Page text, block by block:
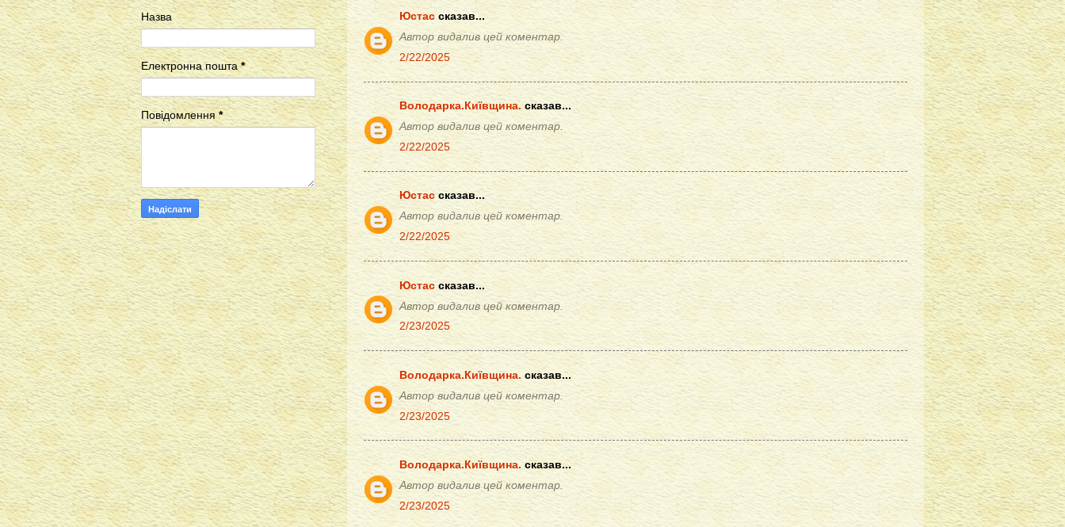
Юстас сказав...
Автор видалив цей коментар.
2/22/2025
Володарка.Київщина. сказав...
Автор видалив цей коментар.
2/22/2025
Юстас сказав...
Автор видалив цей коментар.
2/22/2025
Юстас сказав...
Автор видалив цей коментар.
2/23/2025
Володарка.Київщина. сказав...
Автор видалив цей коментар.
2/23/2025
Володарка.Київщина. сказав...
Автор видалив цей коментар.
2/23/2025
Назва
Електронна пошта*
Повідомлення *